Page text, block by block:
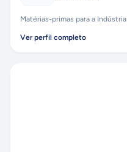
Matérias-primas para a Indústria
Ver perfil completo